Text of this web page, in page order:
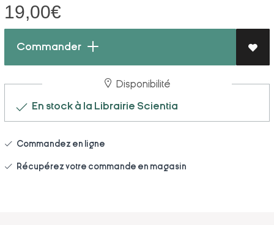
19,00€
Commander
Disponibilité
En stock à la Librairie Scientia
Commandez en ligne
Récupérez votre commande en magasin